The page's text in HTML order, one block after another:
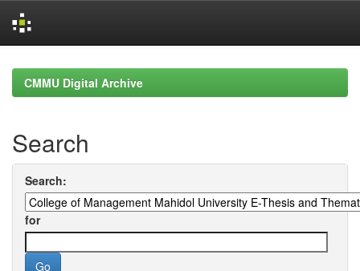
navigationCMMU Digital Archive
Search
Search:
for